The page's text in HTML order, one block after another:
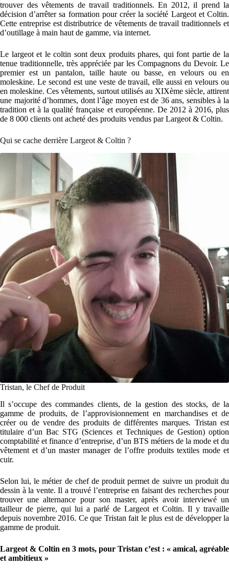
trouver des vêtements de travail traditionnels. En 2012, il prend la
décision d’arrêter sa formation pour créer la société Largeot et Coltin.
Cette entreprise est distributrice de vêtements de travail traditionnels et
d’outillage à main haut de gamme, via internet.
Le largeot et le coltin sont deux produits phares, qui font partie de la
tenue traditionnelle, très appréciée par les Compagnons du Devoir. Le
premier est un pantalon, taille haute ou basse, en velours ou en
moleskine. Le second est une veste de travail, elle aussi en velours ou
en moleskine. Ces vêtements, surtout utilisés au XIXème siècle, attirent
une majorité d’hommes, dont l’âge moyen est de 36 ans, sensibles à la
tradition et à la qualité française et européenne. De 2012 à 2016, plus
de 8 000 clients ont acheté des produits vendus par Largeot & Coltin.
Qui se cache derrière Largeot & Coltin ?
Tristan, le Chef de Produit
Il s’occupe des commandes clients, de la gestion des stocks, de la
gamme de produits, de l’approvisionnement en marchandises et de
créer ou de vendre des produits de différentes marques. Tristan est
titulaire d’un Bac STG (Sciences et Techniques de Gestion) option
comptabilité et finance d’entreprise, d’un BTS métiers de la mode et du
vêtement et d’un master manager de l’offre produits textiles mode et
cuir.
Selon lui, le métier de chef de produit permet de suivre un produit du
dessin à la vente. Il a trouvé l’entreprise en faisant des recherches pour
trouver une alternance pour son master, après avoir interviewé un
tailleur de pierre, qui lui a parlé de Largeot et Coltin. Il y travaille
depuis novembre 2016. Ce que Tristan fait le plus est de développer la
gamme de produit.
Largeot & Coltin en 3 mots, pour Tristan c’est : « amical, agréable
et ambitieux »